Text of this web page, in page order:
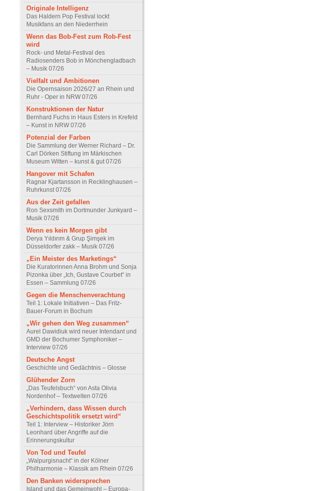
Originale Intelligenz
Das Haldern Pop Festival lockt
Musikfans an den Niederrhein
Wenn das Bob-Fest zum Rob-Fest
wird
Rock- und Metal-Festival des
Radiosenders Bob in Mönchengladbach
– Musik 07/26
Vielfalt und Ambitionen
Die Opernsaison 2026/27 an Rhein und
Ruhr - Oper in NRW 07/26
Konstruktionen der Natur
Bernhard Fuchs in Haus Esters in Krefeld
– Kunst in NRW 07/26
Potenzial der Farben
Die Sammlung der Werner Richard – Dr.
Carl Dörken Stiftung im Märkischen
Museum Witten – kunst & gut 07/26
Hangover mit Schafen
Ragnar Kjartansson in Recklinghausen –
Ruhrkunst 07/26
Aus der Zeit gefallen
Ron Sexsmith im Dortmunder Junkyard –
Musik 07/26
Wenn es kein Morgen gibt
Derya Yıldırım & Grup Şimşek im
Düsseldorfer zakk – Musik 07/26
„Ein Meister des Marketings“
Die Kuratorinnen Anna Brohm und Sonja
Pizonka über „Ich, Gustave Courbet“ in
Essen – Sammlung 07/26
Gegen die Menschenverachtung
Teil 1: Lokale Initiativen – Das Fritz-
Bauer-Forum in Bochum
„Wir gehen den Weg zusammen“
Aurel Dawidiuk wird neuer Intendant und
GMD der Bochumer Symphoniker –
Interview 07/26
Deutsche Angst
Geschichte und Gedächtnis – Glosse
Glühender Zorn
„Das Teufelsbuch“ von Asta Olivia
Nordenhof – Textwelten 07/26
„Verhindern, dass Wissen durch
Geschichtspolitik ersetzt wird“
Teil 1: Interview – Historiker Jörn
Leonhard über Angriffe auf die
Erinnerungskultur
Von Tod und Teufel
„Walpurgisnacht“ in der Kölner
Philharmonie – Klassik am Rhein 07/26
Den Banken widersprechen
Island und das Gemeinwohl – Europa-